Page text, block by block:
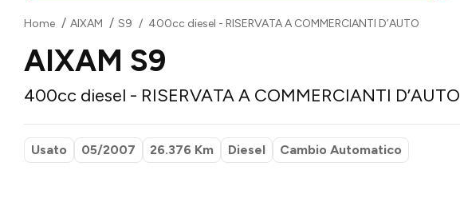
Home AIXAM S9 400cc diesel - RISERVATA A COMMERCIANTI D’AUTO
AIXAM S9
400cc diesel - RISERVATA A COMMERCIANTI D’AUTO
Usato 05/2007 26.376 Km Diesel Cambio Automatico